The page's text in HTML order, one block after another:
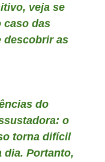
veja se
caso das
descobrir as
do
o
torna difícil
dia. Portanto,